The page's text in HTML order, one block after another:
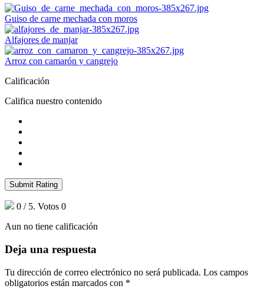
Guiso de carne mechada con moros
Alfajores de manjar
Arroz con camarón y cangrejo
Calificación
Califica nuestro contenido
Submit Rating
0 / 5. Votos 0
Aun no tiene calificación
Deja una respuesta
Tu dirección de correo electrónico no será publicada. Los campos
obligatorios están marcados con *